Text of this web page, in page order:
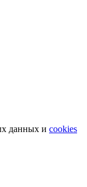
данных и cookies